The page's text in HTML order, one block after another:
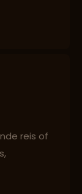
reis of